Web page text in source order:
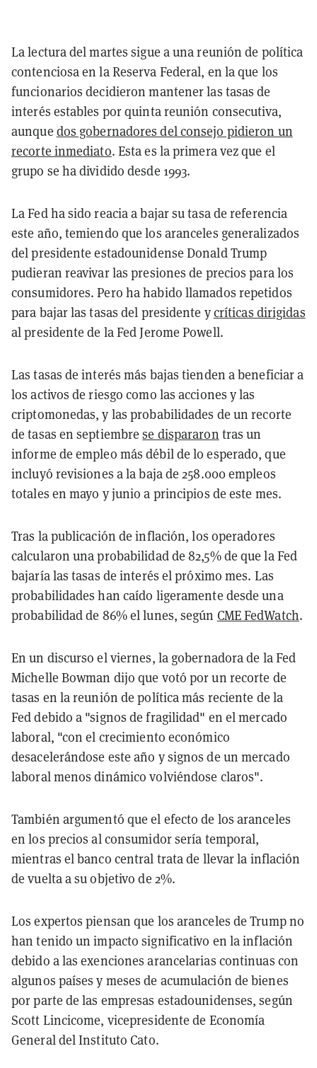
La lectura del martes sigue a una reunión de política
contenciosa en la Reserva Federal, en la que los
funcionarios decidieron mantener las tasas de
interés estables por quinta reunión consecutiva,
aunque dos gobernadores del consejo pidieron un
recorte inmediato. Esta es la primera vez que el
grupo se ha dividido desde 1993.
La Fed ha sido reacia a bajar su tasa de referencia
este año, temiendo que los aranceles generalizados
del presidente estadounidense Donald Trump
pudieran reavivar las presiones de precios para los
consumidores. Pero ha habido llamados repetidos
para bajar las tasas del presidente ycríticas dirigidas
al presidente de la Fed Jerome Powell.
Las tasas de interés más bajas tienden a beneficiar a
los activos de riesgo como las acciones y las
criptomonedas, y las probabilidades de un recorte
de tasas en septiembrese dispararon tras un
informe de empleo más débil de lo esperado, que
incluyó revisiones a la baja de 258.000 empleos
totales en mayo y junio a principios de este mes.
Tras la publicación de inflación, los operadores
calcularon una probabilidad de 82,5% de que la Fed
bajaría las tasas de interés el próximo mes. Las
probabilidades han caído ligeramente desde una
probabilidad de 86% el lunes, según CME FedWatch.
En un discurso el viernes, la gobernadora de la Fed
Michelle Bowman dijo que votó por un recorte de
tasas en la reunión de política más reciente de la
Fed debido a "signos de fragilidad" en el mercado
laboral, "con el crecimiento económico
desacelerándose este año y signos de un mercado
laboral menos dinámico volviéndose claros".
También argumentó que el efecto de los aranceles
en los precios al consumidor sería temporal,
mientras el banco central trata de llevar la inflación
de vuelta a su objetivo de 2%.
Los expertos piensan que los aranceles de Trump no
han tenido un impacto significativo en la inflación
debido a las exenciones arancelarias continuas con
algunos países y meses de acumulación de bienes
por parte de las empresas estadounidenses, según
Scott Lincicome, vicepresidente de Economía
General del Instituto Cato.